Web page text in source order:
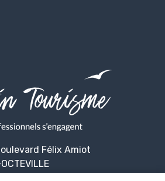
Félix Amiot